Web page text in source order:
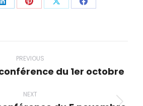
Share Share Share Share
PREVIOUS
Previousdu 1er octobre
NEXT